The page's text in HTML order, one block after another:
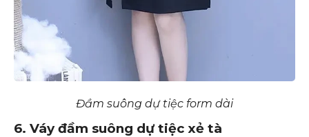
Đầm suông dự tiệc form dài
6. Váy đầm suông dự tiệc xẻ tà